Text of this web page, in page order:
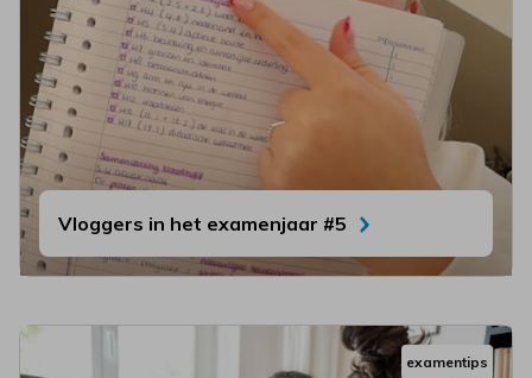
Vloggers in het examenjaar #5
examentips